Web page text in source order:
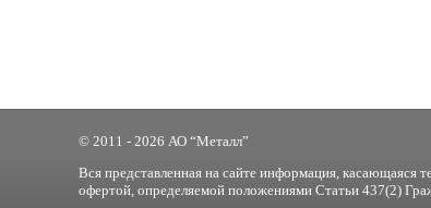
© 2011 - 2026 АО “Металл”
Вся представленная на сайте информация, касающаяся
офертой, определяемой положениями Статьи 437(2)